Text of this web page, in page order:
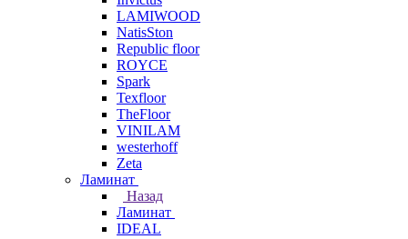
LAMIWOOD
NatisSton
Republic floor
ROYCE
Spark
Texfloor
TheFloor
VINILAM
westerhoff
Zeta
Ламинат
Назад
Ламинат
IDEAL